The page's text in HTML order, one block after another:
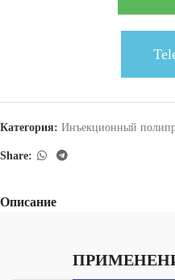
Категория: Инъекционный
Share:
Описание